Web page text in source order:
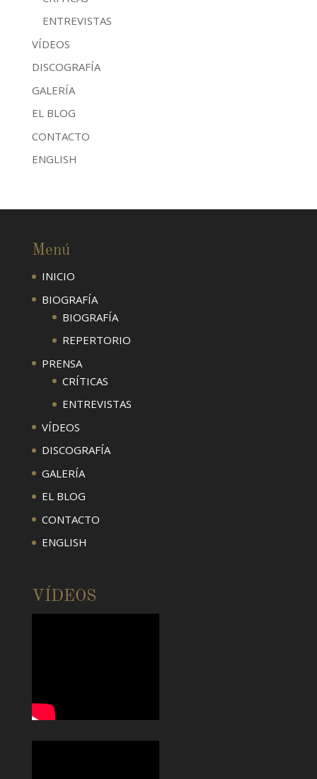
ENTREVISTAS
VÍDEOS
DISCOGRAFÍA
GALERÍA
EL BLOG
CONTACTO
ENGLISH
Menú
INICIO
BIOGRAFÍA
BIOGRAFÍA
REPERTORIO
PRENSA
CRÍTICAS
ENTREVISTAS
VÍDEOS
DISCOGRAFÍA
GALERÍA
EL BLOG
CONTACTO
ENGLISH
VÍDEOS